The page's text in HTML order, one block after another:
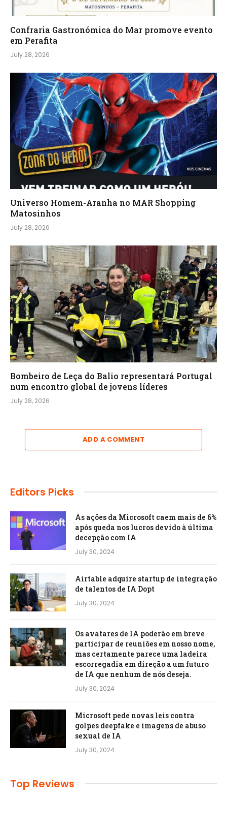
Confraria Gastronómica do Mar promove evento
em Perafita
July 28, 2026
Universo Homem-Aranha no MAR Shopping
Matosinhos
July 28, 2026
Bombeiro de Leça do Balio representará Portugal
num encontro global de jovens líderes
July 28, 2026
ADD A COMMENT
Editors Picks
As ações da Microsoft caem mais de 6%
após queda nos lucros devido à última
decepção com IA
July 30, 2024
Airtable adquire startup de integração
de talentos de IA Dopt
July 30, 2024
Os avatares de IA poderão em breve
participar de reuniões em nosso nome,
mas certamente parece uma ladeira
escorregadia em direção a um futuro
de IA que nenhum de nós deseja.
July 30, 2024
Microsoft pede novas leis contra
golpes deepfake e imagens de abuso
sexual de IA
July 30, 2024
Top Reviews